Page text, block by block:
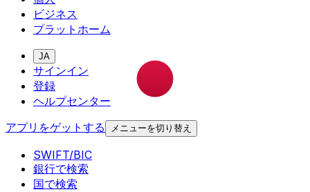
ビジネス
プラットホーム
JA
サインイン
登録
ヘルプセンター
アプリをゲットする
メニューを切り替え
SWIFT/BIC
銀行で検索
国で検索